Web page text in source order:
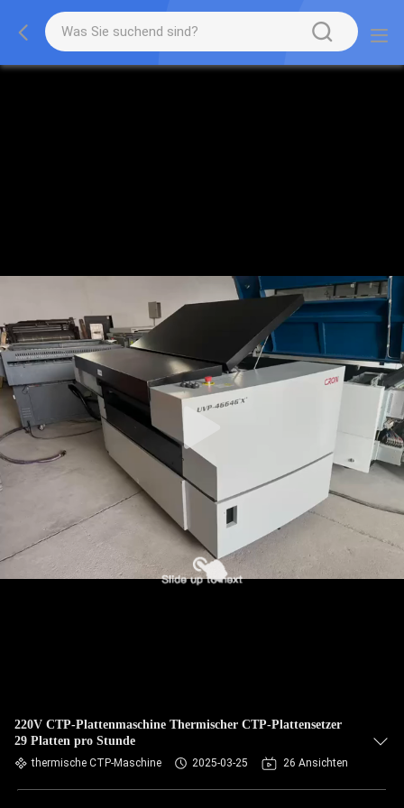
220V CTP-Plattenmaschine Thermischer CTP-Plattensetzer
29 Platten pro Stunde
thermische CTP-Maschine 2025-03-25 26 Ansichten